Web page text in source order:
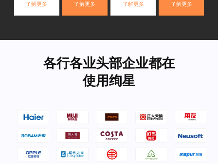
了解更多 了解更多 了解更多 了解更多
各行各业头部企业都在
使用绚星